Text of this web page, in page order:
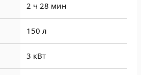
2 ч 28 мин
150 л
3 кВт